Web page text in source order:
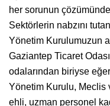
her sorunun
Sektörlerin nabzını
Yönetim Kurulumuzun
Gaziantep Ticaret
odalarından biriyse
Yönetim Kurulu, Meclis
ehli, uzman personel